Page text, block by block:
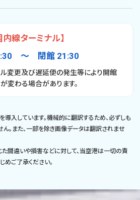
内線ターミナル】
〜 閉館 21:30
変更及び遅延便の発生等により開館
変わる場合があります。
導入しています。機械的に翻訳するため、必ずしも
。また、一部を除き画像データは翻訳されませ
間違いや損害などに対して、当空港は一切の責
めご了承ください。